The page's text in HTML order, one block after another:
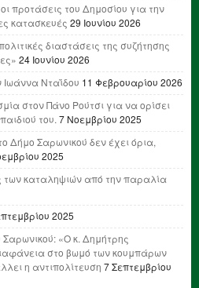
προτάσεις του Δημοσίου για την
κατασκευές 29 Ιουνίου 2026
διαστάσεις της συζήτησης
24 Ιουνίου 2026
Νταΐδου 11 Φεβρουαρίου 2026
στον Πάνο Ρούτσι για να ορίσει
του. 7 Νοεμβρίου 2025
Δήμο Σαρωνικού δεν έχει όρια,
2025
των καταληψιών από την παραλία
2025
«Ο κ. Δημήτρης
στο βωμό των κουμπάρων
η αντιπολίτευση 7 Σεπτεμβρίου